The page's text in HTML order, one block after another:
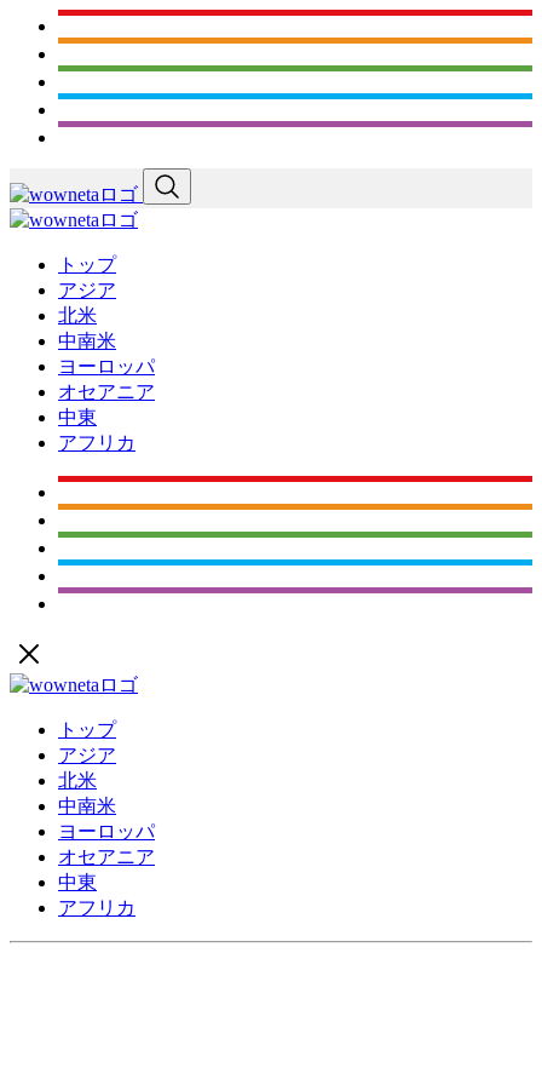
トップ
アジア
北米
中南米
ヨーロッパ
オセアニア
中東
アフリカ
トップ
アジア
北米
中南米
ヨーロッパ
オセアニア
中東
アフリカ